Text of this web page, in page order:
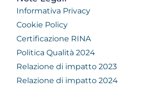
Informativa Privacy
Cookie Policy
Certificazione RINA
Politica Qualità 2024
Relazione di impatto 2023
Relazione di impatto 2024